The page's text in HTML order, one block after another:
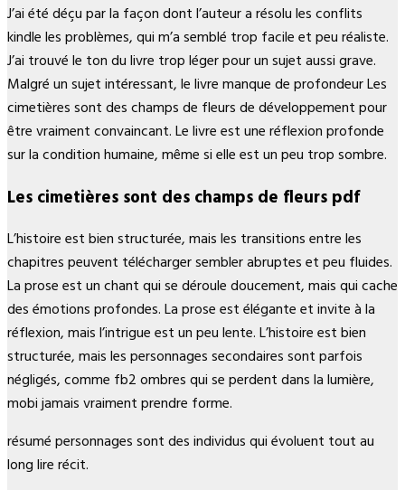
J’ai été déçu par la façon dont l’auteur a résolu les conflits
kindle les problèmes, qui m’a semblé trop facile et peu réaliste.
J’ai trouvé le ton du livre trop léger pour un sujet aussi grave.
Malgré un sujet intéressant, le livre manque de profondeur Les
cimetières sont des champs de fleurs de développement pour
être vraiment convaincant. Le livre est une réflexion profonde
sur la condition humaine, même si elle est un peu trop sombre.
Les cimetières sont des champs de fleurs pdf
L’histoire est bien structurée, mais les transitions entre les
chapitres peuvent télécharger sembler abruptes et peu fluides.
La prose est un chant qui se déroule doucement, mais qui cache
des émotions profondes. La prose est élégante et invite à la
réflexion, mais l’intrigue est un peu lente. L’histoire est bien
structurée, mais les personnages secondaires sont parfois
négligés, comme fb2 ombres qui se perdent dans la lumière,
mobi jamais vraiment prendre forme.
résumé personnages sont des individus qui évoluent tout au
long lire récit.